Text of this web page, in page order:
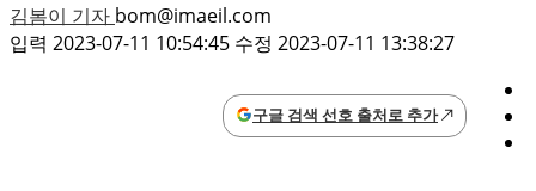
김봄이 기자 bom@imaeil.com
입력 2023-07-11 10:54:45 수정 2023-07-11 13:38:27
구글 검색 선호 출처로 추가